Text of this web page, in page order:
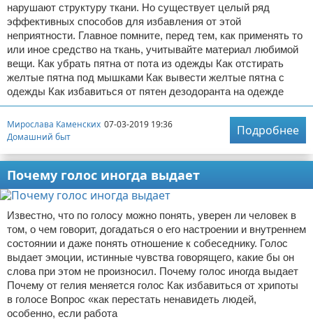
нарушают структуру ткани. Но существует целый ряд
эффективных способов для избавления от этой
неприятности. Главное помните, перед тем, как применять то
или иное средство на ткань, учитывайте материал любимой
вещи. Как убрать пятна от пота из одежды Как отстирать
желтые пятна под мышками Как вывести желтые пятна с
одежды Как избавиться от пятен дезодоранта на одежде
Мирослава Каменских 07-03-2019 19:36
Домашний быт
Подробнее
Почему голос иногда выдает
Известно, что по голосу можно понять, уверен ли человек в
том, о чем говорит, догадаться о его настроении и внутреннем
состоянии и даже понять отношение к собеседнику. Голос
выдает эмоции, истинные чувства говорящего, какие бы он
слова при этом не произносил. Почему голос иногда выдает
Почему от гелия меняется голос Как избавиться от хрипоты
в голосе Вопрос «как перестать ненавидеть людей,
особенно, если работа